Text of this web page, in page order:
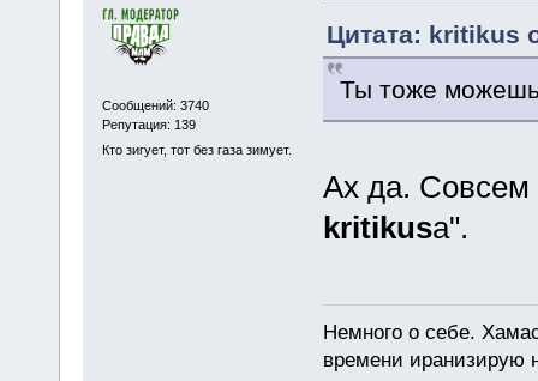
Сообщений: 3740
Репутация: 139
Кто зигует, тот без газа зимует.
Цитата: kritikus
Ты тоже можешь
Ах да.
kritikusа".
Немного о себе.
времени иранизирую